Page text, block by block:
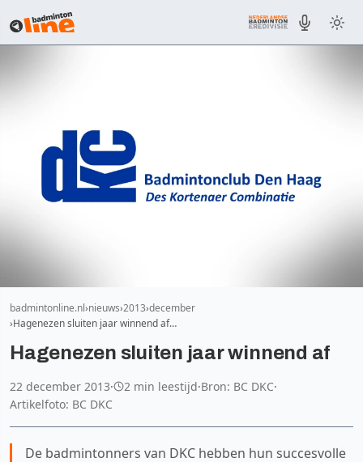
badmintonline.nl nieuws 2013 december
Hagenezen sluiten jaar winnend af…
Hagenezen sluiten jaar winnend af
22 december 2013· 2 min leestijd·Bron: BC DKC·
Artikelfoto: BC DKC
De badmintonners van DKC hebben hun succesvolle